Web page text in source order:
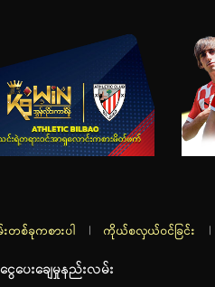
းတစ်ခုကစားပါ | ကိုယ်စလှယ်ဝင်ခြင်း |
ငွေပေးချေမှုနည်းလမ်း